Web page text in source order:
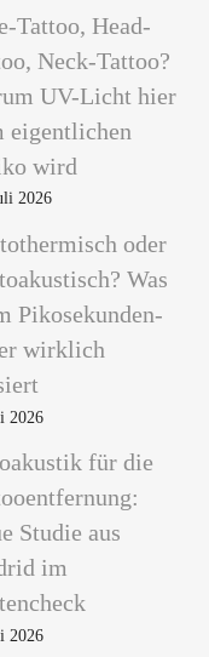
Tattoo, Head-
Neck-Tattoo?
UV-Licht hier
eigentlichen
wird
2026
oder
Was
Pikosekunden-
wirklich
2026
für die
Studie aus
im
2026